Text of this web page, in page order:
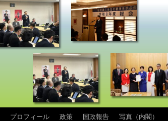
プロフィール 政策 国政報告 写真（内閣）